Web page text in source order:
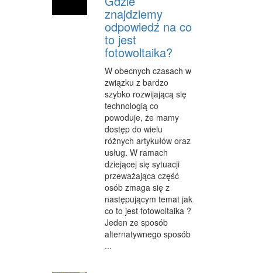
INFORMATYCZNE
RESTAURACJE, CATERING
FOTOGRAFIA
ADWOKACI, PORADY PRAWNE
WETERYNARYJNE, HODOWLA ZWIERZĄT
SPRZĄTANIE, PORZĄDKOWANIE
SERWIS
OPIEKA
INNE USŁUGI
ZWIEDZANIE
HOTELE I NOCLEGI
znajdziemy
odpowiedź na co
to jest
fotowoltaika?
W obecnych czasach w
związku z bardzo
szybko rozwijającą się
technologią co
powoduje, że mamy
dostęp do wielu
różnych artykułów oraz
usług. W ramach
dziejącej się sytuacji
przeważająca część
osób zmaga się z
następującym temat jak
co to jest fotowoltaika ?
Jeden ze sposób
alternatywnego sposób
...